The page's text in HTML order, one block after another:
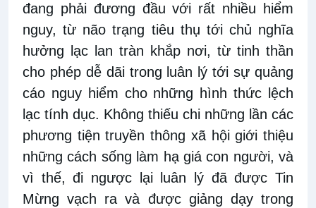
đang phải đương đầu với rất nhiều hiểm
nguy, từ não trạng tiêu thụ tới chủ nghĩa
hưởng lạc lan tràn khắp nơi, từ tinh thần
cho phép dễ dãi trong luân lý tới sự quảng
cáo nguy hiểm cho những hình thức lệch
lạc tính dục. Không thiếu chi những lần các
phương tiện truyền thông xã hội giới thiệu
những cách sống làm hạ giá con người, và
vì thế, đi ngược lại luân lý đã được Tin
Mừng vạch ra và được giảng dạy trong